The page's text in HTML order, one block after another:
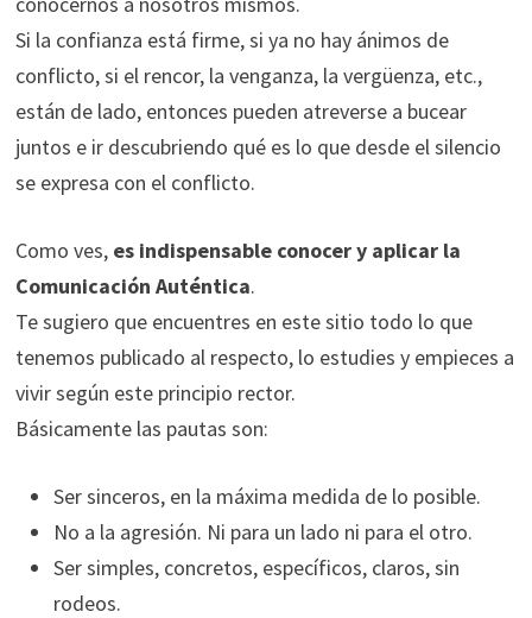
Si la confianza está firme, si ya no hay ánimos de
conflicto, si el rencor, la venganza, la vergüenza, etc.,
están de lado, entonces pueden atreverse a bucear
juntos e ir descubriendo qué es lo que desde el silencio
se expresa con el conflicto.
Como ves, es indispensable conocer y aplicar la
Comunicación Auténtica.
Te sugiero que encuentres en este sitio todo lo que
tenemos publicado al respecto, lo estudies y empieces a
vivir según este principio rector.
Básicamente las pautas son:
Ser sinceros, en la máxima medida de lo posible.
No a la agresión. Ni para un lado ni para el otro.
Ser simples, concretos, específicos, claros, sin
rodeos.